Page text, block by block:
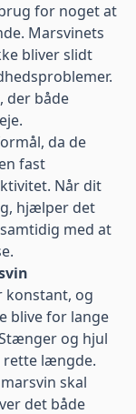
for noget at
Marsvinets
bliver slidt
der både
da de
fast
Når dit
hjælper det
med at
konstant, og
blive for lange
og hjul
længde.
skal
det både